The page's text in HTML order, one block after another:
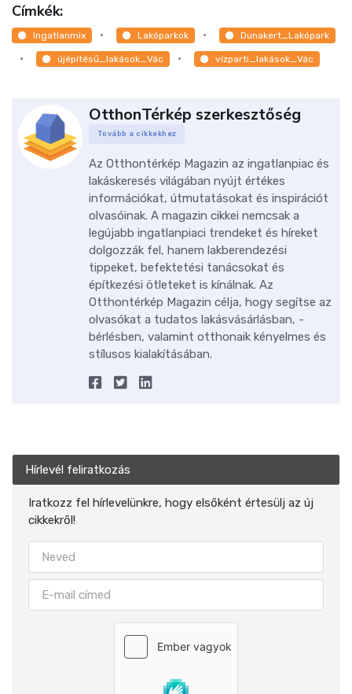
Címkék:
Ingatlanmix Lakóparkok Dunakert_Lakópark
újépítésű_lakások_Vác vízparti_lakások_Vác
OtthonTérkép szerkesztőség
Tovább a cikkekhez
Az Otthontérkép Magazin az ingatlanpiac és
lakáskeresés világában nyújt értékes
információkat, útmutatásokat és inspirációt
olvasóinak. A magazin cikkei nemcsak a
legújabb ingatlanpiaci trendeket és híreket
dolgozzák fel, hanem lakberendezési
tippeket, befektetési tanácsokat és
építkezési ötleteket is kínálnak. Az
Otthontérkép Magazin célja, hogy segítse az
olvasókat a tudatos lakásvásárlásban, -
bérlésben, valamint otthonaik kényelmes és
stílusos kialakításában.
Hírlevél feliratkozás
Iratkozz fel hírlevelünkre, hogy elsőként értesülj az új
cikkekről!